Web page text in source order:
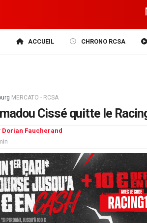
ACCUEIL CHRONO RCSA
MERCATO - RCSA
Cissé quitte le
Dorian Faucherand